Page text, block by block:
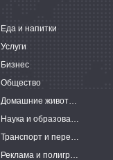
Еда и напитки
Услуги
Бизнес
Общество
Домашние животные
Наука и образование
Транспорт и перевозки
Реклама и полиграфия